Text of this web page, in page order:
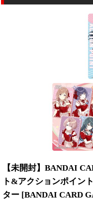
【未開封】BANDAI
ト&アクションポイン
ター [BANDAI CARD